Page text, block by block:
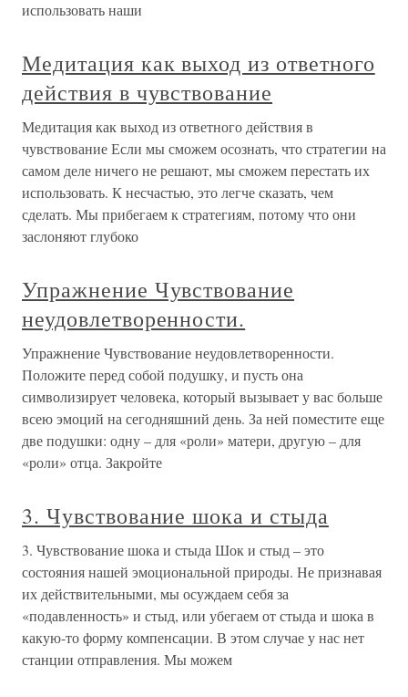
использовать наши
Медитация как выход из ответного
действия в чувствование
Медитация как выход из ответного действия в
чувствование Если мы сможем осознать, что стратегии на
самом деле ничего не решают, мы сможем перестать их
использовать. К несчастью, это легче сказать, чем
сделать. Мы прибегаем к стратегиям, потому что они
заслоняют глубоко
Упражнение Чувствование
неудовлетворенности.
Упражнение Чувствование неудовлетворенности.
Положите перед собой подушку, и пусть она
символизирует человека, который вызывает у вас больше
всею эмоций на сегодняшний день. За ней поместите еще
две подушки: одну – для «роли» матери, другую – для
«роли» отца. Закройте
3. Чувствование шока и стыда
3. Чувствование шока и стыда Шок и стыд – это
состояния нашей эмоциональной природы. Не признавая
их действительными, мы осуждаем себя за
«подавленность» и стыд, или убегаем от стыда и шока в
какую-то форму компенсации. В этом случае у нас нет
станции отправления. Мы можем